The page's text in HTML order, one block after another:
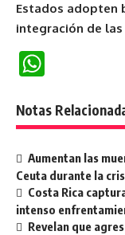
Estados adopten
integración de
Notas
Aumentan las
Ceuta durante la
Costa Rica
intenso
Revelan que